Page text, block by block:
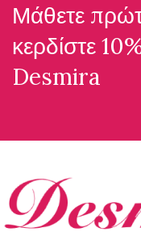
Μάθετε
κερδίστε
Desmira